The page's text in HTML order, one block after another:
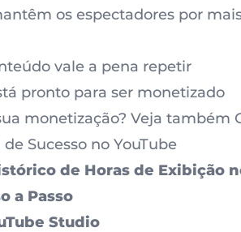
os espectadores por
vale a pena repetir
pronto para ser monetizado
monetização? Veja também
Sucesso no YouTube
de Horas de Exibição
a Passo
Studio